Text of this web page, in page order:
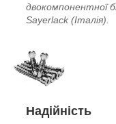
двокомпонентної
Sayerlack (Італія).
Надійність